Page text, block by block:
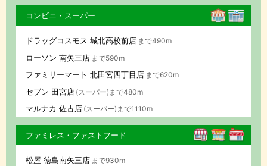
コンビニ・スーパー
ドラッグコスモス 城北高校前店 まで490m
ローソン 南矢三店 まで590m
ファミリーマート 北田宮四丁目店 まで620m
セブン 田宮店 (スーパー)まで480m
マルナカ 佐古店 (スーパー)まで1110m
ファミレス・ファストフード
松屋 徳島南矢三店 まで930m